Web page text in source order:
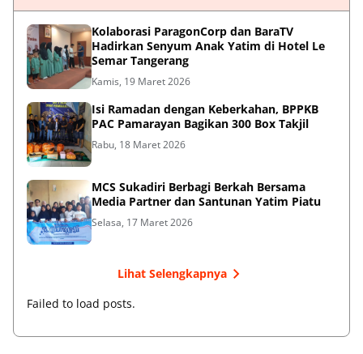
Kolaborasi ParagonCorp dan BaraTV
Hadirkan Senyum Anak Yatim di Hotel Le
Semar Tangerang
Kamis, 19 Maret 2026
Isi Ramadan dengan Keberkahan, BPPKB
PAC Pamarayan Bagikan 300 Box Takjil
Rabu, 18 Maret 2026
MCS Sukadiri Berbagi Berkah Bersama
Media Partner dan Santunan Yatim Piatu
Selasa, 17 Maret 2026
Lihat Selengkapnya
Failed to load posts.